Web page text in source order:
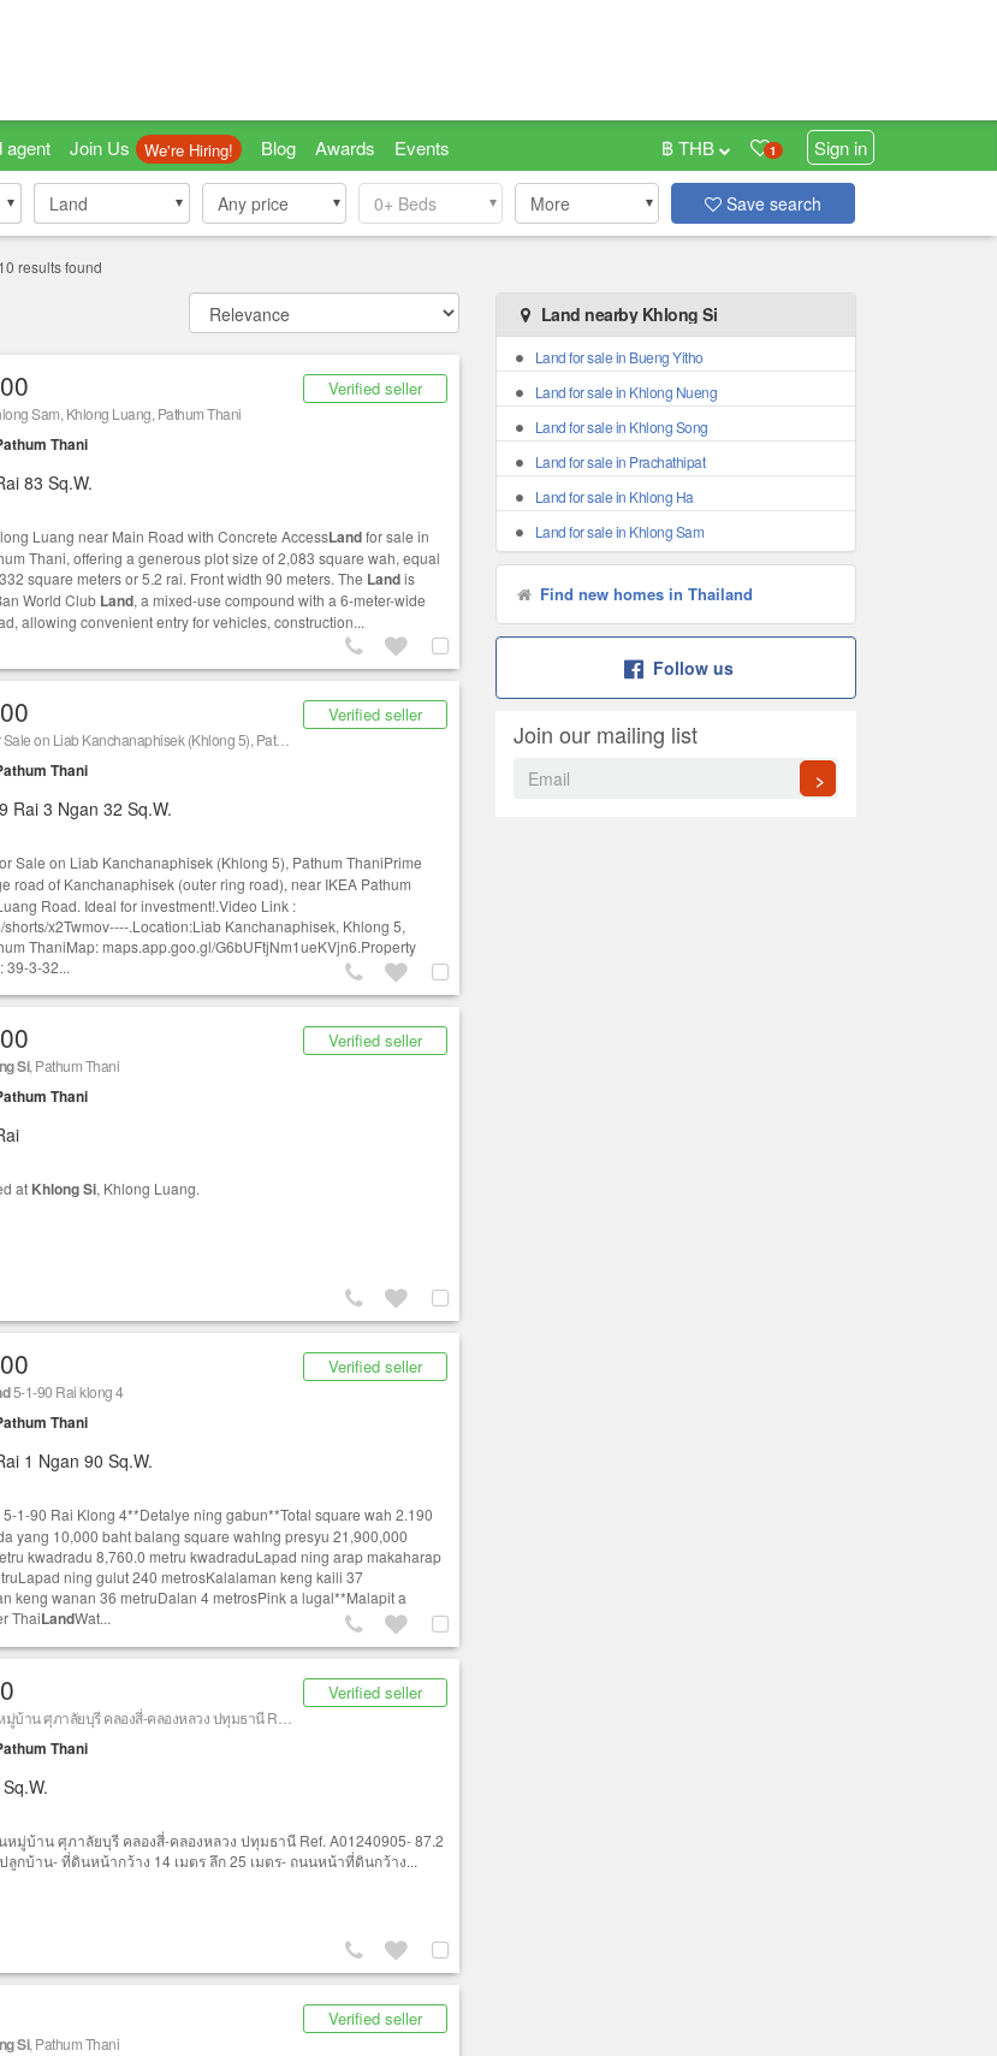
agent Join Us We're Hiring! Blog Awards Events 1 Sign in
฿ THB
Land
Land Any price 0+ Beds More Save search
10 results found
Verified seller
Sam, Khlong Luang, Pathum Thani
Thani
83 Sq.W.
Luang near Main Road with Concrete AccessLandfor sale in
Thani, offering a generous plot size of 2,083 square wah, equal
square meters or 5.2 rai. Front width 90 meters. The Landis
World Club Land, a mixed-use compound with a 6-meter-wide
allowing convenient entry for vehicles, construction...
Verified seller
on Liab Kanchanaphisek (Khlong 5), Pathum Thani Prime
on the frontage road of Kanchanaphisek (outer ring road)
Thani
Rai 3 Ngan 32 Sq.W.
Sale on Liab Kanchanaphisek (Khlong 5), Pathum ThaniPrime
road of Kanchanaphisek (outer ring road), near IKEA Pathum
Road. Ideal for investment!.Video Link :
shorts/x2Twmov----.Location:Liab Kanchanaphisek, Khlong 5,
ThaniMap: maps.app.goo.gl/G6bUFtjNm1ueKVjn6.Property
39-3-32...
Verified seller
Si, Pathum Thani
Thani
at Khlong Si, Khlong Luang.
Verified seller
5-1-90 Rai klong 4
Thani
1 Ngan 90 Sq.W.
5-1-90 Rai Klong 4**Detalye ning gabun**Total square wah 2.190
yang 10,000 baht balang square wahIng presyu 21,900,000
kwadradu 8,760.0 metru kwadraduLapad ning arap makaharap
ning gulut 240 metrosKalalaman keng kaili 37
keng wanan 36 metruDalan 4 metrosPink a lugal**Malapit a
ThaiLandWat...
Verified seller
Thani
หมู่บ้าน ศุภาลัยบุรี คลองสี่-คลองหลวง ปทุมธานี Ref. A01240905- 87.2
ลูกบ้าน- ที่ดินหน้ากว้าง 14 เมตร ลึก 25 เมตร- ถนนหน้าที่ดินกว้าง...
Verified seller
Si, Pathum Thani
Land nearby Khlong Si
Land for sale in Bueng Yitho
Land for sale in Khlong Nueng
Land for sale in Khlong Song
Land for sale in Prachathipat
Land for sale in Khlong Ha
Land for sale in Khlong Sam
Find new homes in Thailand
Follow us
Join our mailing list
>